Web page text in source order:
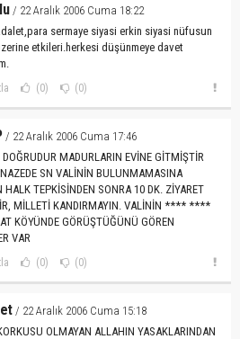
/ 22 Aralık 2006 Cuma 18:22
sermaye siyasi erkin siyasi nüfusun
etkileri.herkesi düşünmeye davet
(0) (0)
/ 22 Aralık 2006 Cuma 17:46
MADURLARIN EVİNE GİTMİŞTİR
SN VALİNİN BULUNMAMASINA
HALK TEPKİSİNDEN SONRA 10 DK. ZİYARET
MİLLETİ KANDIRMAYIN. VALİNİN **** ****
KÖYÜNDE GÖRÜŞTÜĞÜNÜ GÖREN
VAR
(0) (0)
/ 22 Aralık 2006 Cuma 15:18
OLMAYAN ALLAHIN YASAKLARINDAN